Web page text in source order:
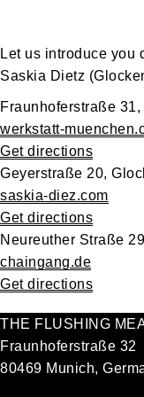
Let us introduce you
Saskia Dietz
Fraunhoferstraße
werkstatt-
Get directions
Geyerstraße 20,
saskia-diez.com
Get directions
Neureuther Straße
chaingang.de
Get directions
THE FLUSHING
Fraunhoferstraße 32
80469 Munich,